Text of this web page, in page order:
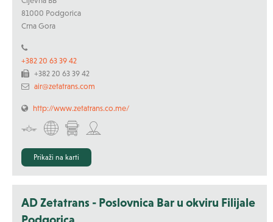
81000 Podgorica
Crna Gora
+382 20 63 39 42
+382 20 63 39 42
air@zetatrans.com
http://www.zetatrans.co.me/
Prikaži na karti
AD Zetatrans - Poslovnica Bar u okviru Filijale